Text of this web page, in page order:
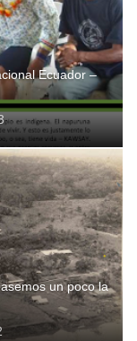
Ecuador –
un poco la